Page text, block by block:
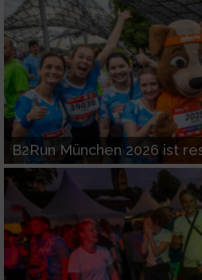
B2Run München 2026 ist
Werbung